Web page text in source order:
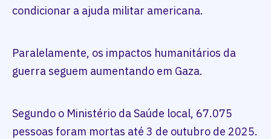
condicionar a ajuda militar americana.
Paralelamente, os impactos humanitários da
guerra seguem aumentando em Gaza.
Segundo o Ministério da Saúde local, 67.075
pessoas foram mortas até 3 de outubro de 2025.